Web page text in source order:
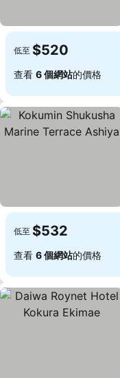
低至 $520
查看 6 個網站的價格
低至 $532
查看 6 個網站的價格